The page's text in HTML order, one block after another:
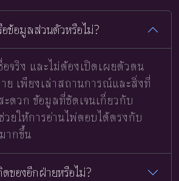
อข้อมูลส่วนตัวหรือไม่?
อจริง และไม่ต้องเปิดเผยตัวตน
ย เพียงเล่าสถานการณ์และสิ่งที่
ดวก ข้อมูลที่ชัดเจนเกี่ยวกับ
ยให้การอ่านไพ่ตอบได้ตรงกับ
ากขึ้น
ของอีกฝ่ายหรือไม่?